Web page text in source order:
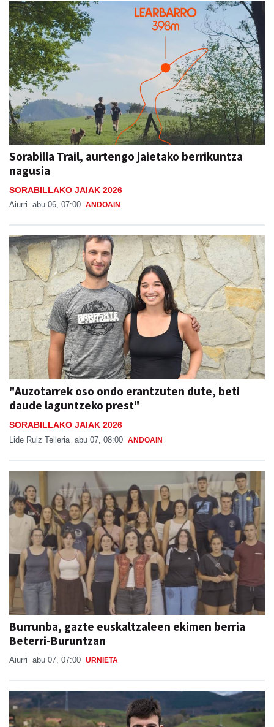
Sorabilla Trail, aurtengo jaietako berrikuntza
nagusia
SORABILLAKO JAIAK 2026
Aiurri abu 06, 07:00 ANDOAIN
"Auzotarrek oso ondo erantzuten dute, beti
daude laguntzeko prest"
SORABILLAKO JAIAK 2026
Lide Ruiz Telleria abu 07, 08:00 ANDOAIN
Burrunba, gazte euskaltzaleen ekimen berria
Beterri-Buruntzan
Aiurri abu 07, 07:00 URNIETA